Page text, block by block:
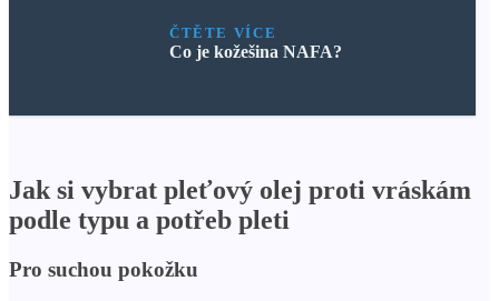
ČTĚTE VÍCE
Co je kožešina NAFA?
Jak si vybrat pleťový olej proti vráskám
podle typu a potřeb pleti
Pro suchou pokožku